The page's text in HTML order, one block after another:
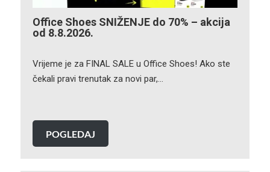
Office Shoes SNIŽENJE do 70% – akcija
od 8.8.2026.
Vrijeme je za FINAL SALE u Office Shoes! Ako ste
čekali pravi trenutak za novi par,…
POGLEDAJ